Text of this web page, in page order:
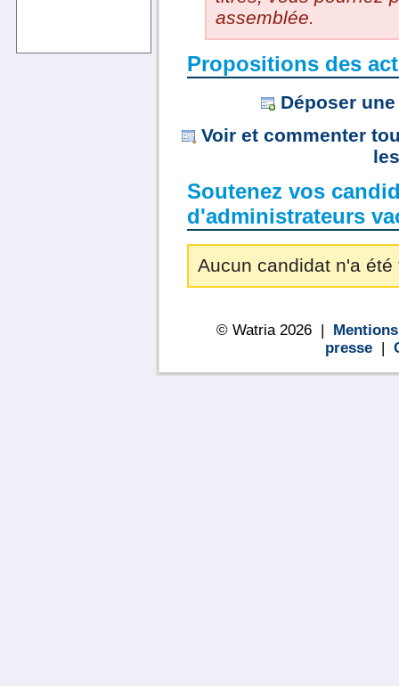
assemblée.
Propositions des
Déposer
Voir et commenter
Soutenez vos
d'administrateurs
Aucun candidat n'a été
© Watria 2026 |
presse |